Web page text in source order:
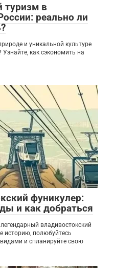
в
реально ли
и уникальной культуре
Узнайте, как сэкономить на
0
фуникулер:
и как добраться
владивостокский
историю, полюбуйтесь
и спланируйте свою